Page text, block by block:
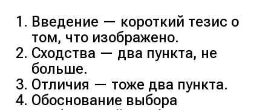
Введение — короткий тезис о
том, что изображено.
Сходства — два пункта, не
больше.
Отличия — тоже два пункта.
Обоснование выбора